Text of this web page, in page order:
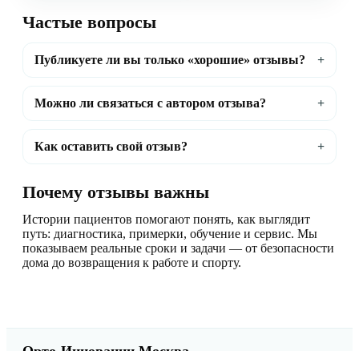
Частые вопросы
Публикуете ли вы только «хорошие» отзывы?
Можно ли связаться с автором отзыва?
Как оставить свой отзыв?
Почему отзывы важны
Истории пациентов помогают понять, как выглядит
путь: диагностика, примерки, обучение и сервис. Мы
показываем реальные сроки и задачи — от безопасности
дома до возвращения к работе и спорту.